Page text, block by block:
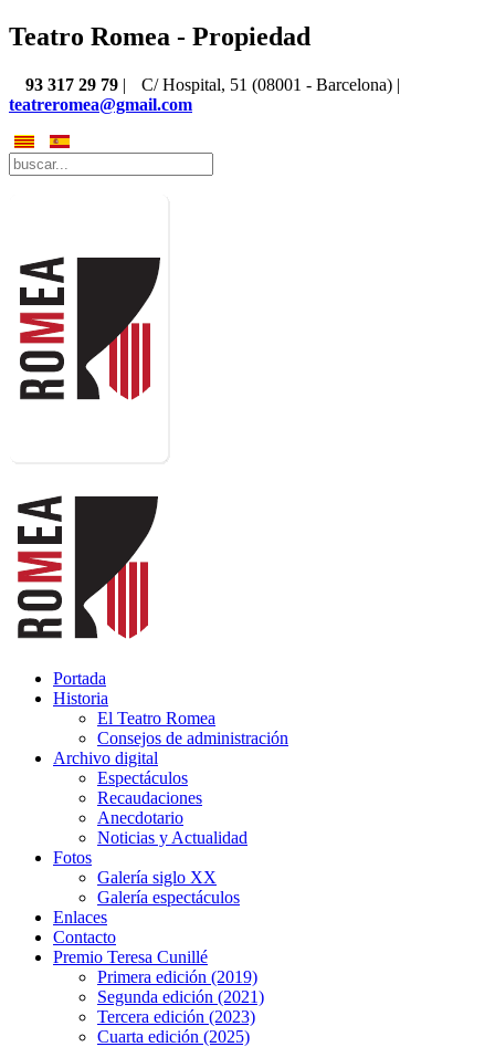
Teatro Romea - Propiedad
93 317 29 79 |
C/ Hospital, 51 (08001 - Barcelona) |
teatreromea@gmail.com
Portada
Historia
El Teatro Romea
Consejos de administración
Archivo digital
Espectáculos
Recaudaciones
Anecdotario
Noticias y Actualidad
Fotos
Galería siglo XX
Galería espectáculos
Enlaces
Contacto
Premio Teresa Cunillé
Primera edición (2019)
Segunda edición (2021)
Tercera edición (2023)
Cuarta edición (2025)